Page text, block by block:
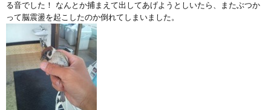
る音でした！ なんとか捕まえて出してあげようとしいたら、またぶつか
って脳震盪を起こしたのか倒れてしまいました。